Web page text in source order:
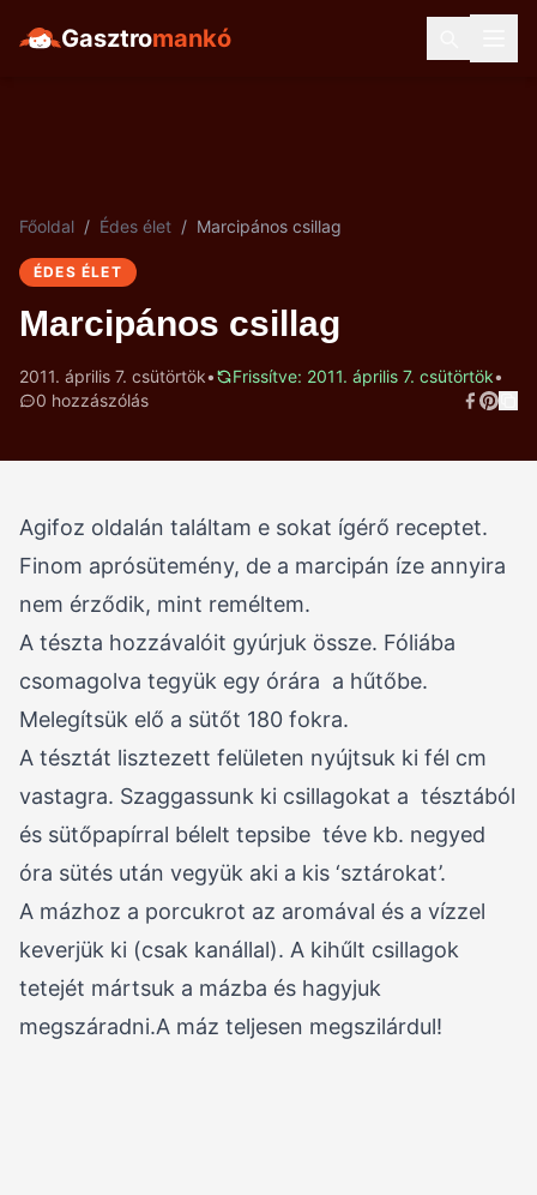
Gasztromankó
Főoldal / Édes élet / Marcipános csillag
ÉDES ÉLET
Marcipános csillag
2011. április 7. csütörtök• Frissítve: 2011. április 7. csütörtök•
0 hozzászólás
Agifoz oldalán találtam e sokat ígérő receptet.
Finom aprósütemény, de a marcipán íze annyira
nem érződik, mint reméltem.
A tészta hozzávalóit gyúrjuk össze. Fóliába
csomagolva tegyük egy órára a hűtőbe.
Melegítsük elő a sütőt 180 fokra.
A tésztát lisztezett felületen nyújtsuk ki fél cm
vastagra. Szaggassunk ki csillagokat a tésztából
és sütőpapírral bélelt tepsibe téve kb. negyed
óra sütés után vegyük aki a kis ‘sztárokat’.
A mázhoz a porcukrot az aromával és a vízzel
keverjük ki (csak kanállal). A kihűlt csillagok
tetejét mártsuk a mázba és hagyjuk
megszáradni.A máz teljesen megszilárdul!